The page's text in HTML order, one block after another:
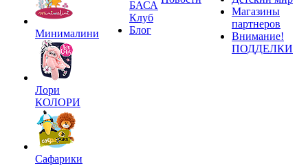
Минималини
Лори
КОЛОРИ
Сафарики
БАСА
Клуб
Блог
Магазины
партнеров
Внимание!
ПОДДЕЛКИ